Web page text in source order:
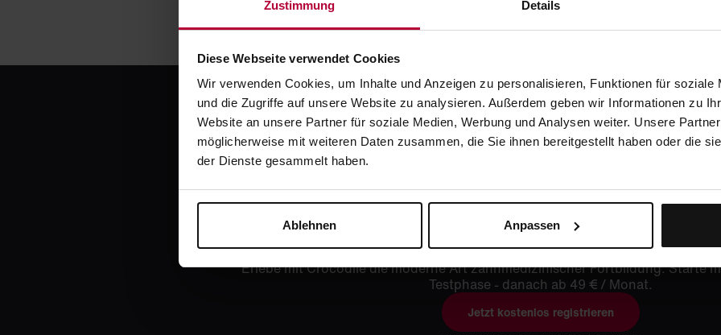
Zustimmung Details
Diese Webseite verwendet Cookies
Wir verwenden Cookies, um Inhalte und Anzeigen zu personalisieren, Funktionen für soziale
und die Zugriffe auf unsere Website zu analysieren. Außerdem geben wir Informationen zu
Website an unsere Partner für soziale Medien, Werbung und Analysen weiter. Unsere
möglicherweise mit weiteren Daten zusammen, die Sie ihnen bereitgestellt haben oder die
der Dienste gesammelt haben.
Ablehnen Anpassen
Jetzt kostenlos
testen
Erlebe mit Crocodile die moderne Art zahnmedizinischer Fortbildung. Starte
Testphase - danach ab 49 € / Monat.
Jetzt kostenlos registrieren